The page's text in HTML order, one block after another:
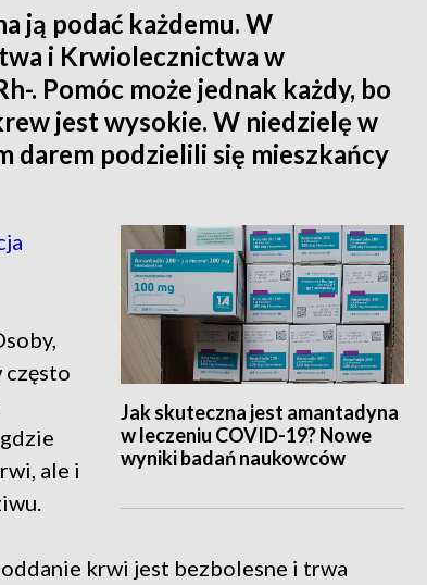
ją podać każdemu. W
i Krwiolecznictwa w
. Pomóc może jednak każdy, bo
jest wysokie. W niedzielę w
darem podzielili się mieszkańcy
Jak skuteczna jest amantadyna
w leczeniu COVID-19? Nowe
wyniki badań naukowców
często
ale i
krwi jest bezbolesne i trwa